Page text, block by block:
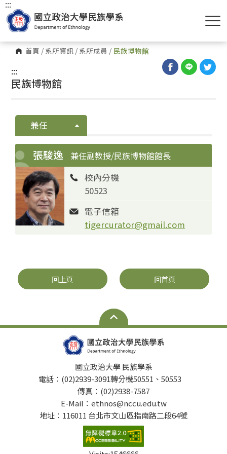
首頁 / 系所資訊 / 系所成員 / 民族博物館
:::
:::
民族博物館
兼任
張駿逸 兼任副教授/民族博物館館長
校內分機
50523
電子信箱
tigercurator@gmail.com
回上頁 回首頁
國立政治大學 民族學系
電話：(02)2939-3091轉分機50551、50553
傳真：(02)2938-7587
E-Mail：ethnos@nccu.edu.tw
地址：116011 台北市文山區指南路二段64號